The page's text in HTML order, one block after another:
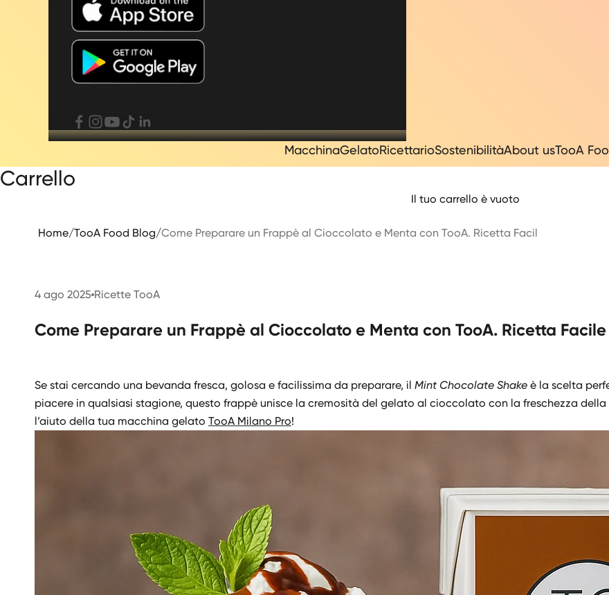
MacchinaGelatoRicettarioSostenibilitàAbout usTooA
Carrello
Il tuo carrello è vuoto
Home/TooA Food Blog/Come Preparare un Frappè al Cioccolato e Menta con TooA. Ricetta Facil
4 ago 2025 Ricette TooA
Come Preparare un Frappè al Cioccolato e Menta con TooA. Ricetta
Se stai cercando una bevanda fresca, golosa e facilissima da preparare, il Mint Chocolate Shake è la scelta
piacere in qualsiasi stagione, questo frappè unisce la cremosità del gelato al cioccolato con la freschezza
l’aiuto della tua macchina gelato TooA Milano Pro!